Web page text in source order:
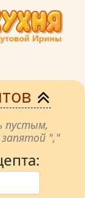
пустым,
запятой ","